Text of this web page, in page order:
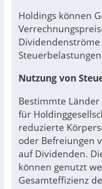
Holdings können
Nutzung von
Bestimmte
für
reduzierte
oder Befreiungen
auf Dividenden.
können genutzt
Gesamteffizienz